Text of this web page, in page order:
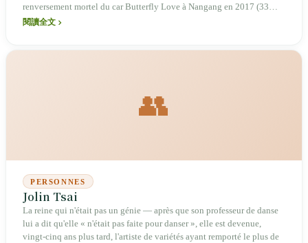
renversement mortel du car Butterfly Love à Nangang en 2017 (33
morts), à l'incendie sur la nationale n°1 et la chute dans la vallée de
transport les plus dangereux de l'île. Le nouveau système
閱讀全文
👥
PERSONNES
Jolin Tsai
La reine qui n'était pas un génie — après que son professeur de danse
lui a dit qu'elle « n'était pas faite pour danser », elle est devenue,
vingt-cinq ans plus tard, l'artiste de variétés ayant remporté le plus de